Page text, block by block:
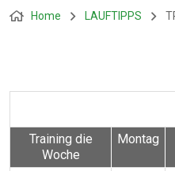
Home LAUFTIPPS
Training die
Woche
Montag